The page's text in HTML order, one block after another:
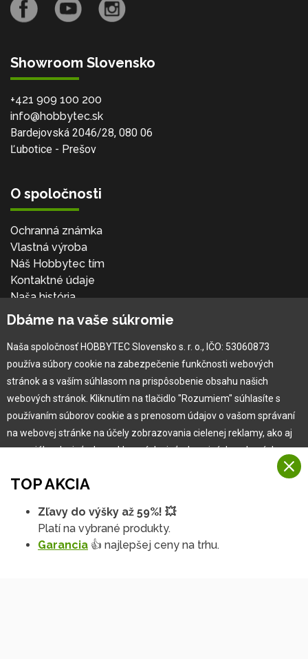
Showroom Slovensko
+421 909 100 200
info@hobbytec.sk
Bardejovská 2046/28, 080 06
Ľubotice - Prešov
O spoločnosti
Ochranná známka
Vlastná výroba
Náš Hobbytec tím
Kontaktné údaje
Naša história
Kariéra
Pre zákazníka
Garancia najlepšej ceny
Užívateľský manuál
Obchodné podmienky
Zákazník & partner
Novinky
TOP AKCIA
Zľavy do výšky až 59%! 💥
Platí na vybrané produkty.
Garancia 👍 najlepšej ceny na trhu.
Dbáme na vaše súkromie
Naša spoločnosť HOBBYTEC Slovensko s. r. o., IČO: 53060873
používa súbory cookie na zabezpečenie funkčnosti webových
stránok a s vaším súhlasom na prispôsobenie obsahu našich
webových stránok. Kliknutím na tlačidlo "Rozumiem" súhlasíte s
používaním súborov cookie a s prenosom údajov o vašom správaní
na webovej stránke na účely zobrazovania cielenej reklamy, ako aj
na sociálnych sieťach a reklamných sieťach na iných webových
Viac informácií
Na našich webových stránkach používame niekoľko kategórií
Rozumiem